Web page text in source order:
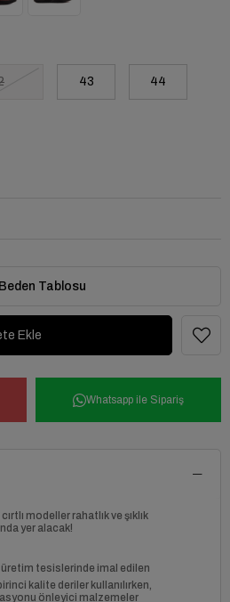
43 44
Beden Tablosu
Whatsapp ile Sipariş
modeller rahatlık ve şıklık
yer alacak!
üretim tesislerinde imal edilen
kalite deriler kullanılırken,
önleyici malzemeler